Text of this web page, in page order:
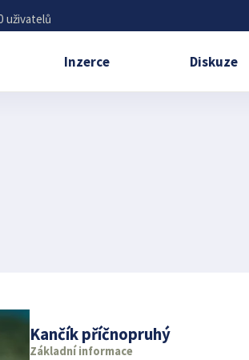
uživatelů
Inzerce Diskuze
Kančík příčnopruhý
Základní informace